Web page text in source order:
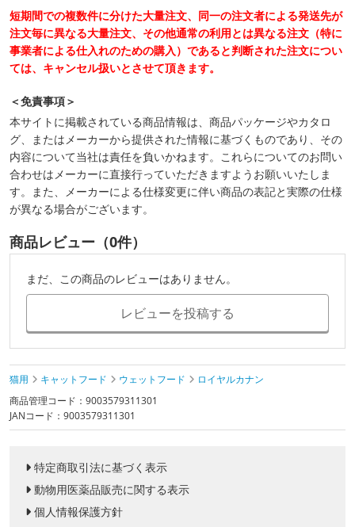
短期間での複数件に分けた大量注文、同一の注文者による発送先が
注文毎に異なる大量注文、その他通常の利用とは異なる注文（特に
事業者による仕入れのための購入）であると判断された注文につい
ては、キャンセル扱いとさせて頂きます。
＜免責事項＞
本サイトに掲載されている商品情報は、商品パッケージやカタロ
グ、またはメーカーから提供された情報に基づくものであり、その
内容について当社は責任を負いかねます。これらについてのお問い
合わせはメーカーに直接行っていただきますようお願いいたしま
す。また、メーカーによる仕様変更に伴い商品の表記と実際の仕様
が異なる場合がございます。
商品レビュー（0件）
まだ、この商品のレビューはありません。
レビューを投稿する
猫用 キャットフード ウェットフード
ロイヤルカナン
商品管理コード：9003579311301
JANコード：9003579311301
特定商取引法に基づく表示
動物用医薬品販売に関する表示
個人情報保護方針